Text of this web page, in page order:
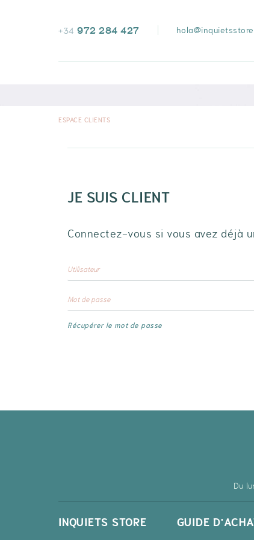
+34 972 284 427
ESPACE CLIENTS
JE SUIS CLIENT
Connectez-vous si vous avez déjà
Récupérer le mot de passe
Du
INQUIETS STORE GUIDE